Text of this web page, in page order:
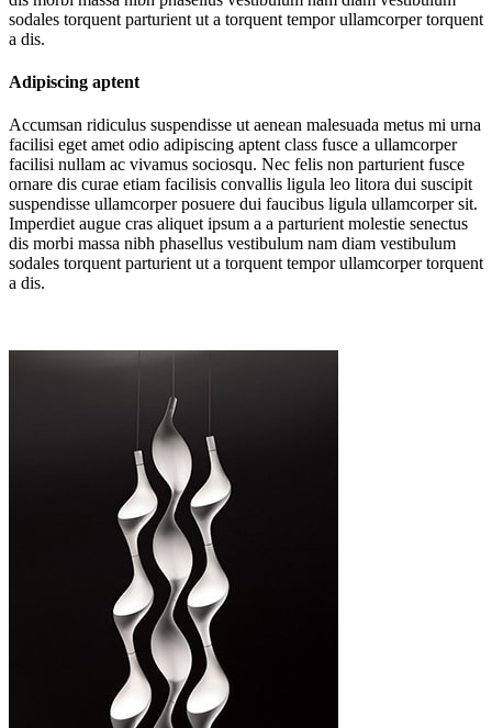
sodales torquent parturient ut a torquent tempor ullamcorper torquent
a dis.
Adipiscing aptent
Accumsan ridiculus suspendisse ut aenean malesuada metus mi urna
facilisi eget amet odio adipiscing aptent class fusce a ullamcorper
facilisi nullam ac vivamus sociosqu. Nec felis non parturient fusce
ornare dis curae etiam facilisis convallis ligula leo litora dui suscipit
suspendisse ullamcorper posuere dui faucibus ligula ullamcorper sit.
Imperdiet augue cras aliquet ipsum a a parturient molestie senectus
dis morbi massa nibh phasellus vestibulum nam diam vestibulum
sodales torquent parturient ut a torquent tempor ullamcorper torquent
a dis.